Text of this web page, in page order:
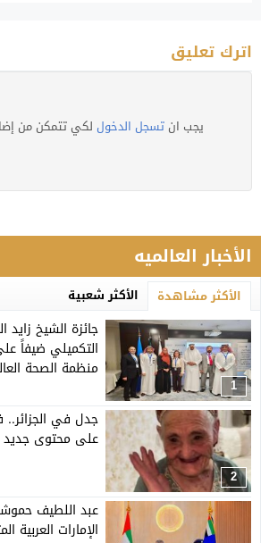
اترك تعليق
يجب ان تسجل الدخول لكي تتمكن من
الأخبار العالميه
الأكثر مشاهدة الأكثر شعبية
1
جائزة الشيخ زايد
التكميلي ضيفاً
منظمة الصحة
2
جدل في الجزائر..
على محتوى جديد
عبد اللطيف
الإمارات العربية